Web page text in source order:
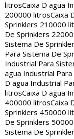
litrosCaixa D agua
200000 litrosCaixa
Sprinklers 210000
De Sprinklers
Sistema De
Para Sistema De
Industrial Para
agua Industrial
D agua Industrial
litrosCaixa D agua
400000 litrosCaixa
Sprinklers 450000
De Sprinklers
Sistema De